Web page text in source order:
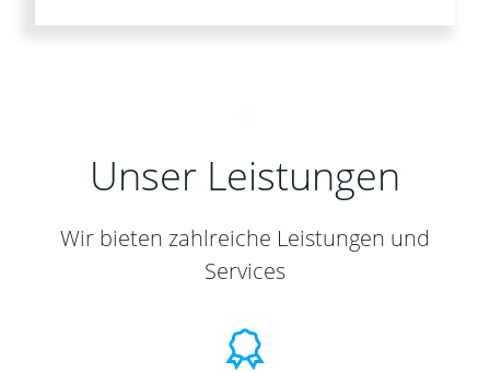
Unser Leistungen
Wir bieten zahlreiche Leistungen und
Services